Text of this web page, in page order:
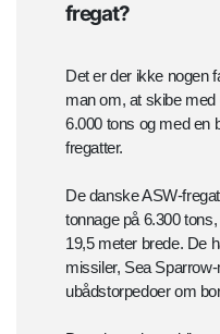
fregat?
Det er der ikke nogen
man om, at skibe
6.000 tons og med en
fregatter.
De danske ASW-
tonnage på 6.300
19,5 meter brede. De
missiler, Sea
ubådstorpedoer om